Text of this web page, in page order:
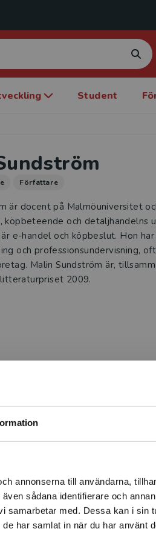
annonserna till användarna,
sådana identifierare och
samarbetar med. Dessa kan i sin
har samlat in när du har använt
studentlitteratur.se via en
inte leveranser utanför
ett köp måste
Läs mer
Student
Författare
är docent på Malmöuniversitet
köpbeteende och detaljhandelns
e-handel och köpbeslut. Hon
och professionsundervisning,
Malin Sundström är,
2009.